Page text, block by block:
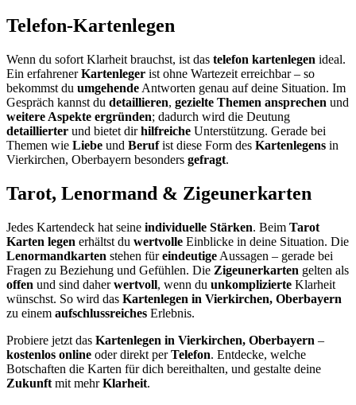
Telefon-Kartenlegen
Wenn du sofort Klarheit brauchst, ist das telefon kartenlegen ideal.
Ein erfahrenerKartenleger ist ohne Wartezeit erreichbar – so
bekommst du umgehende Antworten genau auf deine Situation. Im
Gespräch kannst du detaillieren, gezielte Themen ansprechen und
weitere Aspekte ergründen; dadurch wird die Deutung
detaillierter und bietet dirhilfreiche Unterstützung. Gerade bei
Themen wie Liebe und Berufist diese Form des Kartenlegens in
Vierkirchen, Oberbayern besonders gefragt.
Tarot, Lenormand & Zigeunerkarten
Jedes Kartendeck hat seine individuelle Stärken. Beim Tarot
Karten legen erhältst du wertvolle Einblicke in deine Situation. Die
Lenormandkarten stehen füreindeutige Aussagen – gerade bei
Fragen zu Beziehung und Gefühlen. Die Zigeunerkarten gelten als
offen und sind daherwertvoll, wenn du unkomplizierte Klarheit
wünschst. So wird das Kartenlegen in Vierkirchen, Oberbayern
zu einem aufschlussreiches Erlebnis.
Probiere jetzt das Kartenlegen in Vierkirchen, Oberbayern –
kostenlos online oder direkt perTelefon. Entdecke, welche
Botschaften die Karten für dich bereithalten, und gestalte deine
Zukunft mit mehrKlarheit.